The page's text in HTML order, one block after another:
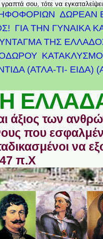
σου, τότε να
ΔΩΡΕΑΝ
ΓΙΑ ΤΗΝ ΓΥΝΑΙΚΑ
ΤΗΣ
(ΑΤΛΑ-ΤΙ- ΕΙΔΑ)
άξιος των
που
να
π.Χ